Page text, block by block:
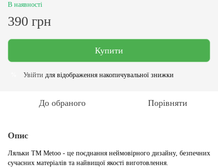
В наявності
390 грн
Купити
Увійти для відображення накопичувальної знижки
До обраного Порівняти
Опис
Ляльки ТМ Metoo - це поєднання неймовірного дизайну, безпечних
сучасних матеріалів та найвищої якості виготовлення.